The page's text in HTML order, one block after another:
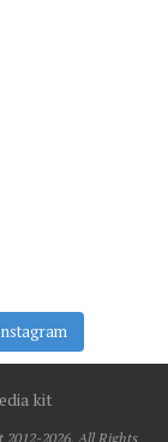
kit
2012-2026, All Rights